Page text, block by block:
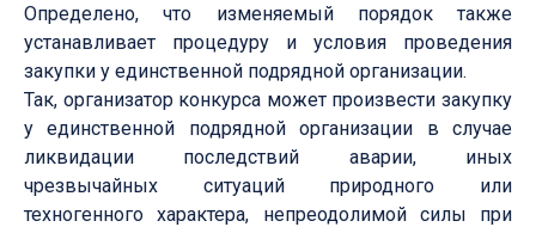
Определено, что изменяемый порядок также
устанавливает процедуру и условия проведения
закупки у единственной подрядной организации.
Так, организатор конкурса может произвести закупку
у единственной подрядной организации в случае
ликвидации последствий аварии, иных
чрезвычайных ситуаций природного или
техногенного характера, непреодолимой силы при